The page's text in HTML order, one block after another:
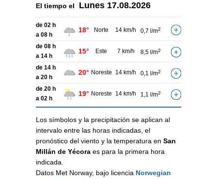
El tiempo el Lunes 17.08.2026
de 02 h
a 08 h
18° Norte 14 km/h 0,7 l/m2
de 08 h
a 14 h
15° Este 7 km/h 8,5 l/m2
de 14 h
a 20 h
20° Noreste 14 km/h 0,1 l/m2
de 20 h
a 02 h
19° Noreste 14 km/h 1,1 l/m2
Los símbolos y la precipitación se aplican al
intervalo entre las horas indicadas, el
pronóstico del viento y la temperatura en San
Millán de Yécora es para la primera hora
indicada.
Datos Met Norway, bajo licencia Norwegian